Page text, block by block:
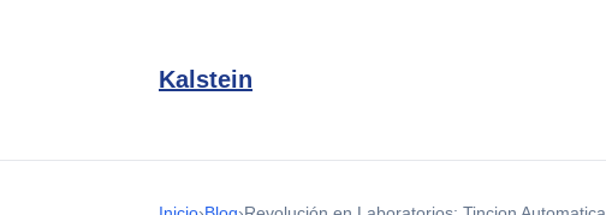
Kalstein